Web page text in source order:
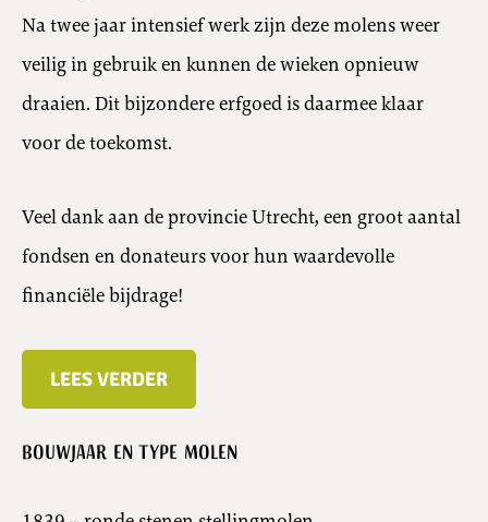
Na twee jaar intensief werk zijn deze molens weer
veilig in gebruik en kunnen de wieken opnieuw
draaien. Dit bijzondere erfgoed is daarmee klaar
voor de toekomst.
Veel dank aan de provincie Utrecht, een groot aantal
fondsen en donateurs voor hun waardevolle
financiële bijdrage!
LEES VERDER
Bouwjaar en type molen